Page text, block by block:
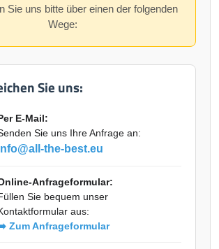
Sie uns bitte über einen der folgenden
Wege:
Sie uns:
E-Mail:
Sie uns Ihre Anfrage an:
the-best.eu
Anfrageformular:
Sie bequem unser
aus:
Zum Anfrageformular